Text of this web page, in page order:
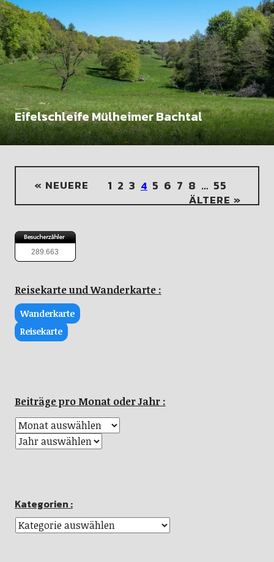
Eifelschleife Mülheimer Bachtal
« NEUERE 1 2 3 4 5 6 7 8 … 55
ÄLTERE »
289.663
Reisekarte und Wanderkarte :
Wanderkarte
Reisekarte
Beiträge pro Monat oder Jahr :
Kategorien :